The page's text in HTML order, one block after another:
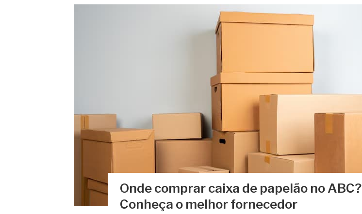
Onde comprar caixa de papelão no ABC?
Conheça o melhor fornecedor